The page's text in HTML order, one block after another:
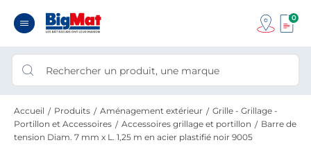
0
Accueil Produits Aménagement extérieur
Grille - Grillage -
Portillon et Accessoires
Accessoires grillage et portillon
Barre de
tension Diam. 7 mm x L. 1,25 m en acier plastifié noir 9005